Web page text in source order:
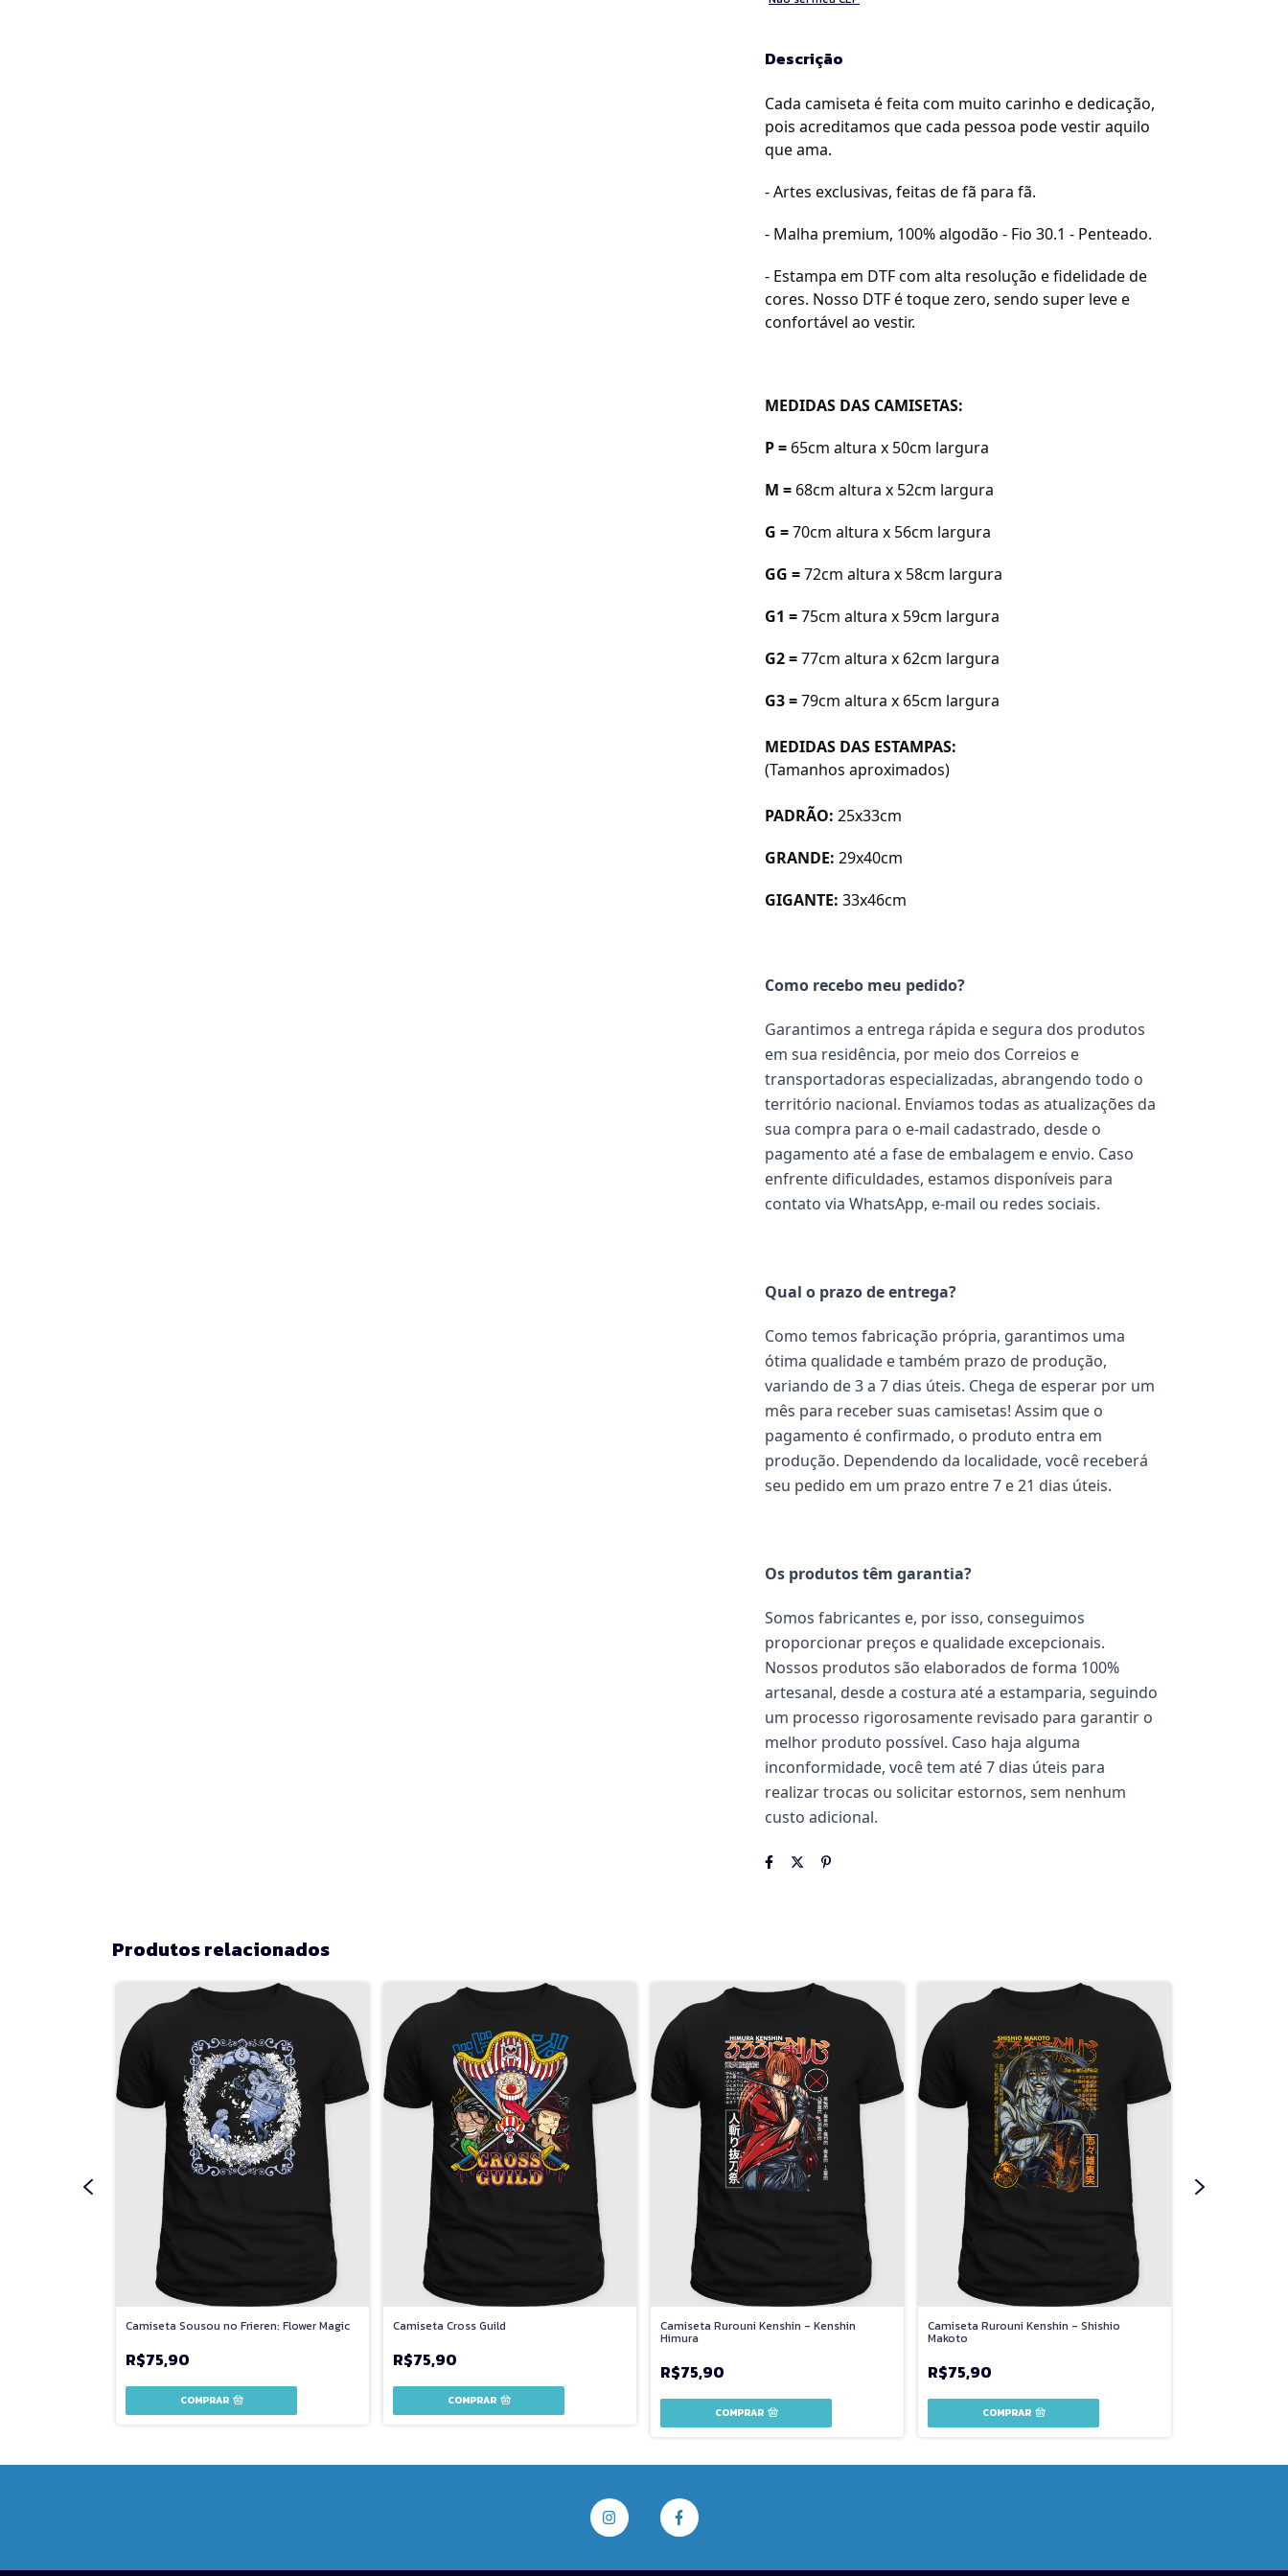
Descrição
Cada camiseta é feita com muito carinho e dedicação,
pois acreditamos que cada pessoa pode vestir aquilo
que ama.
- Artes exclusivas, feitas de fã para fã.
- Malha premium, 100% algodão - Fio 30.1 - Penteado.
- Estampa em DTF com alta resolução e fidelidade de
cores. Nosso DTF é toque zero, sendo super leve e
confortável ao vestir.
MEDIDAS DAS CAMISETAS:
P = 65cm altura x 50cm largura
M = 68cm altura x 52cm largura
G =70cm altura x 56cm largura
GG =72cm altura x 58cm largura
G1 =75cm altura x 59cm largura
G2 =77cm altura x 62cm largura
G3 =79cm altura x 65cm largura
MEDIDAS DAS ESTAMPAS:
(Tamanhos aproximados)
PADRÃO: 25x33cm
GRANDE: 29x40cm
GIGANTE: 33x46cm
Como recebo meu pedido?
Garantimos a entrega rápida e segura dos produtos
em sua residência, por meio dos Correios e
transportadoras especializadas, abrangendo todo o
território nacional. Enviamos todas as atualizações da
sua compra para o e-mail cadastrado, desde o
pagamento até a fase de embalagem e envio. Caso
enfrente dificuldades, estamos disponíveis para
contato via WhatsApp, e-mail ou redes sociais.
Qual o prazo de entrega?
Como temos fabricação própria, garantimos uma
ótima qualidade e também prazo de produção,
variando de 3 a 7 dias úteis. Chega de esperar por um
mês para receber suas camisetas! Assim que o
pagamento é confirmado, o produto entra em
produção. Dependendo da localidade, você receberá
seu pedido em um prazo entre 7 e 21 dias úteis.
Os produtos têm garantia?
Somos fabricantes e, por isso, conseguimos
proporcionar preços e qualidade excepcionais.
Nossos produtos são elaborados de forma 100%
artesanal, desde a costura até a estamparia, seguindo
um processo rigorosamente revisado para garantir o
melhor produto possível. Caso haja alguma
inconformidade, você tem até 7 dias úteis para
realizar trocas ou solicitar estornos, sem nenhum
custo adicional.
Produtos relacionados
Camiseta Sousou no Frieren: Flower Magic
R$75,90
COMPRAR
Camiseta Cross Guild
R$75,90
COMPRAR
Camiseta Rurouni Kenshin - Kenshin
Himura
R$75,90
COMPRAR
Camiseta Rurouni Kenshin - Shishio
Makoto
R$75,90
COMPRAR